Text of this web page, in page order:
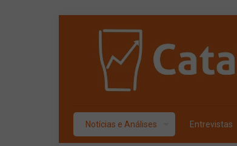
Notícias e Análises Entrevistas